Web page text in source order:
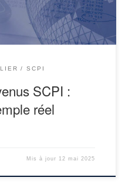
SCPI
SCPI :
réel
Mis à jour 12 mai 2025